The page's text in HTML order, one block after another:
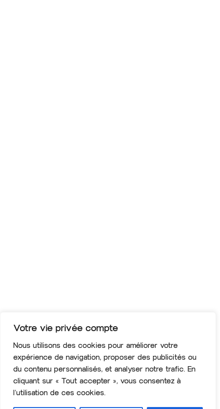
Votre vie privée compte
Nous utilisons des cookies pour améliorer votre
expérience de navigation, proposer des publicités ou
du contenu personnalisés, et analyser notre trafic. En
cliquant sur « Tout accepter », vous consentez à
l’utilisation de ces cookies.